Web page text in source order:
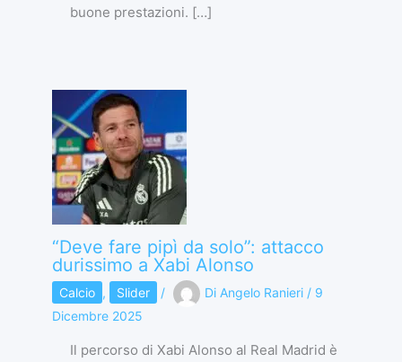
buone prestazioni. […]
“Deve fare pipì da solo”: attacco
durissimo a Xabi Alonso
Calcio , Slider / Di Angelo Ranieri / 9
Dicembre 2025
Il percorso di Xabi Alonso al Real Madrid è